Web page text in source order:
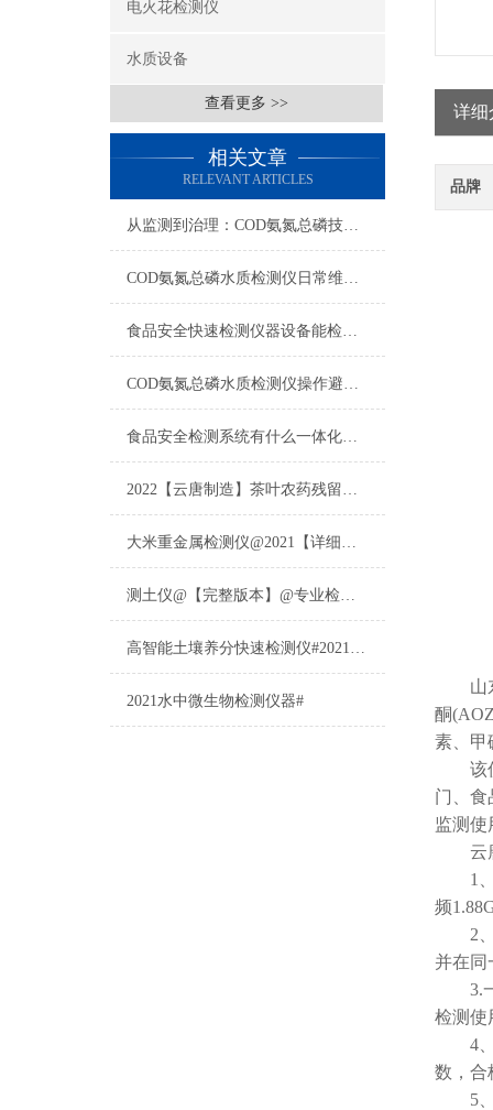
电火花检测仪
水质设备
查看更多 >>
相关文章
RELEVANT ARTICLES
从监测到治理：COD氨氮总磷技术的双领域实战解析
COD氨氮总磷水质检测仪日常维护与试剂管理，降低故障率就靠这几招
食品安全快速检测仪器设备能检什么？一张表说清适用范围
COD氨氮总磷水质检测仪操作避坑指南：这几个步骤直接影响数据准确性
食品安全检测系统有什么一体化配置·2023仪器仪表推荐·山东云唐
2022【云唐制造】茶叶农药残留检测仪多少钱一台@山东云唐仪器仪表制造
大米重金属检测仪@2021【详细版本】@专业检测大米重金属仪器仪表
测土仪@【完整版本】@专业检测土壤的仪器仪表
高智能土壤养分快速检测仪#2021【土壤养分检测专用仪器仪表】
2021水中微生物检测仪器#
详细
品牌
山东
酮
素、甲
该仪
门、食
监测使
云
1、
频
2、
并在同
3.一
检测使
4、
数，合
5、